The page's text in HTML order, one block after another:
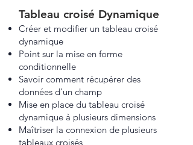
Tableau croisé Dynamique
Créer et modifier un tableau croisé
dynamique
Point sur la mise en forme
conditionnelle
Savoir comment récupérer des
données d'un champ
Mise en place du tableau croisé
dynamique à plusieurs dimensions
Maîtriser la connexion de plusieurs
tableaux croisés